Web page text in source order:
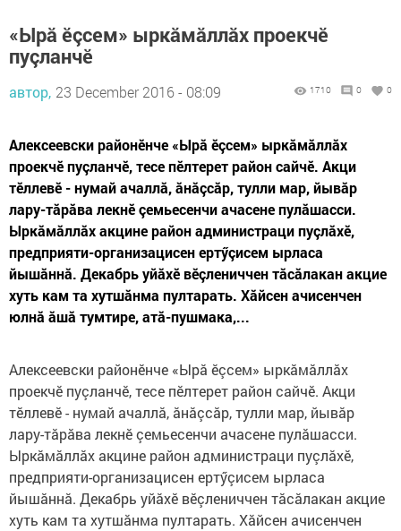
«Ырă ӗçсем» ыркăмăллăх проекчӗ
пуçланчӗ
автор, 23 December 2016 - 08:09 1710 0 0
Алексеевски районӗнче «Ырă ӗçсем» ыркăмăллăх
проекчӗ пуçланчӗ, тесе пӗлтерет район сайчӗ. Акци
тӗллевӗ - нумай ачаллă, ăнăçсăр, тулли мар, йывăр
лару-тăрăва лекнӗ çемьесенчи ачасене пулăшасси.
Ыркăмăллăх акцине район администраци пуçлăхӗ,
предприяти-организацисен ертӳçисем ырласа
йышăннă. Декабрь уйăхӗ вӗçлениччен тăсăлакан акцие
хуть кам та хутшăнма пултарать. Хăйсен ачисенчен
юлнă ăшă тумтире, атă-пушмака,...
Алексеевски районӗнче «Ырă ӗçсем» ыркăмăллăх
проекчӗ пуçланчӗ, тесе пӗлтерет район сайчӗ. Акци
тӗллевӗ - нумай ачаллă, ăнăçсăр, тулли мар, йывăр
лару-тăрăва лекнӗ çемьесенчи ачасене пулăшасси.
Ыркăмăллăх акцине район администраци пуçлăхӗ,
предприяти-организацисен ертӳçисем ырласа
йышăннă. Декабрь уйăхӗ вӗçлениччен тăсăлакан акцие
хуть кам та хутшăнма пултарать. Хăйсен ачисенчен